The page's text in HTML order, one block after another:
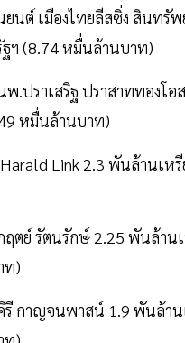
ยนต์ เมืองไทยลีสซิ่ง สินทรั
ฯ (8.74 หมื่นล้านบาท)
พ.ปราเสริฐ ปราสาททองโ
หมื่นล้านบาท)
Harald Link 2.3 พันล้านเห
ฤตย์ รัตนรักษ์ 2.25 พันล้าน
ท)
รี กาญจนพาสน์ 1.9 พันล้า